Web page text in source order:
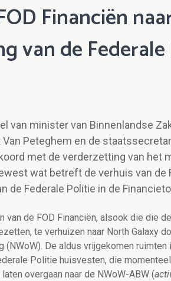
Financiën
van de
van minister van Binnenlandse
Peteghem en de
met de verderzetting van het
wat betreft de verhuis van de
de Federale Politie in de
de FOD Financiën, alsook die die
te verhuizen naar North Galaxy
(NWoW). De aldus vrijgekomen
Politie huisvesten, die
overgaan naar de NWoW-ABW (